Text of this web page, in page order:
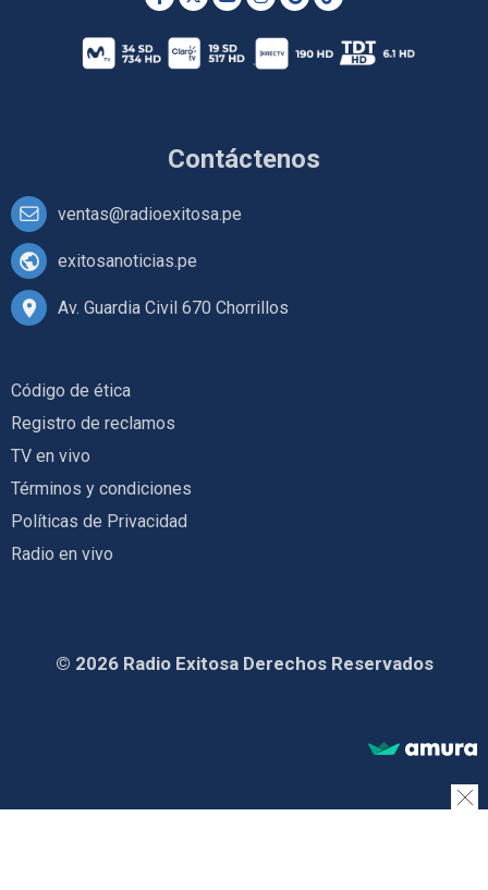
Contáctenos
ventas@radioexitosa.pe
exitosanoticias.pe
Av. Guardia Civil 670 Chorrillos
Código de ética
Registro de reclamos
TV en vivo
Términos y condiciones
Políticas de Privacidad
Radio en vivo
© 2026 Radio Exitosa Derechos Reservados